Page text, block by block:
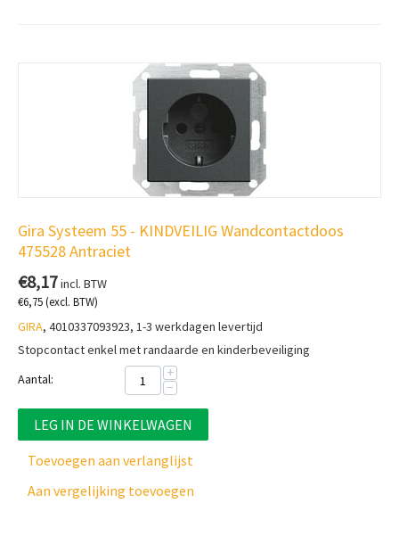
Gira Systeem 55 - KINDVEILIG Wandcontactdoos
475528 Antraciet
€8,17incl. BTW
€6,75(excl. BTW)
GIRA, 4010337093923, 1-3 werkdagen levertijd
Stopcontact enkel met randaarde en kinderbeveiliging
Aantal:
+
−
LEG IN DE WINKELWAGEN
Toevoegen aan verlanglijst
Aan vergelijking toevoegen